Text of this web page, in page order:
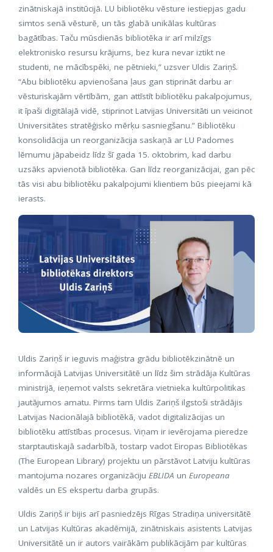
zinātniskajā institūcijā. LU bibliotēku vēsture iestiepjas gadu
simtos senā vēsturē, un tās glabā unikālas kultūras
bagātības. Taču mūsdienās bibliotēka ir arī milzīgs
elektronisko resursu krājums, bez kura nevar iztikt ne
studenti, ne mācībspēki, ne pētnieki,” uzsver Uldis Zariņš.
“Abu bibliotēku apvienošana ļaus gan stiprināt darbu ar
vēsturiskajām vērtībām, gan attīstīt bibliotēku pakalpojumus,
it īpaši digitālajā vidē, stiprinot Latvijas Universitāti un veicinot
Universitātes stratēģisko mērķu sasniegšanu.” Bibliotēku
konsolidācija un reorganizācija saskaņā ar LU Padomes
lēmumu jāpabeidz līdz šī gada 15. oktobrim, kad darbu
uzsāks apvienotā bibliotēka. Gan līdz reorganizācijai, gan pēc
tās visi abu bibliotēku pakalpojumi klientiem būs pieejami kā
ierasts.
Uldis Zariņš ir ieguvis maģistra grādu bibliotēkzinātnē un
informācijā Latvijas Universitātē un līdz šim strādāja Kultūras
ministrijā, ieņemot valsts sekretāra vietnieka kultūrpolitikas
jautājumos amatu. Pirms tam Uldis Zariņš ilgstoši strādājis
Latvijas Nacionālajā bibliotēkā, vadot digitalizācijas un
bibliotēku attīstības procesus. Viņam ir ievērojama pieredze
starptautiskajā sadarbībā, tostarp vadot Eiropas Bibliotēkas
(The European Library) projektu un pārstāvot Latviju kultūras
mantojuma nozares organizāciju EBLIDA un Europeana
valdēs un ES ekspertu darba grupās.
Uldis Zariņš ir bijis arī pasniedzējs Rīgas Stradiņa universitātē
un Latvijas Kultūras akadēmijā, zinātniskais asistents Latvijas
Universitātē un ir autors vairākām publikācijām par kultūras